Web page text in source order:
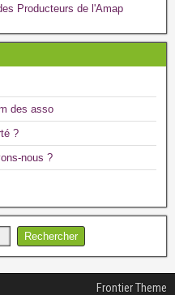
Producteurs de l'Amap
des asso
?
nous ?
Frontier Theme